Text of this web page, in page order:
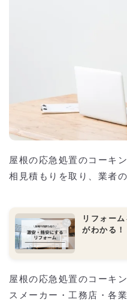
屋根の応急処置のコーキ
相見積もりを取り、業者
リフォー
がわかる！
屋根の応急処置のコーキ
スメーカー・工務店・各